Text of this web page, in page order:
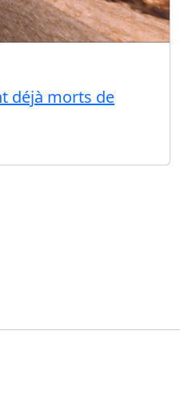
déjà morts de